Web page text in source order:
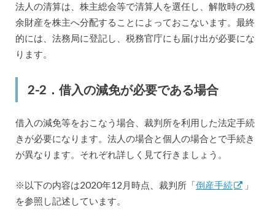
法人の清算は、株主総会等で清算人を選任し、解散時の残
余財産を株主へ分配することによっておこないます。最終
的には、法務局に登記し、税務官庁にも届け出が必要にな
ります。
2-2．借入の減免が必要である場合
借入の減免等をおこなう場合、裁判所を利用した法定手続
きが必要になります。法人の場合と個人の場合とで手続き
が異なります。それぞれ詳しく見て行きましょう。
※以下の内容は2020年12月時点、裁判所「倒産手続
」
を参照し記述しています。